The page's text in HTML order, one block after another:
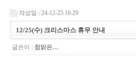
작성일 : 24-12-25 16:29
12/25(수) 크리스마스 휴무 안내
글쓴이 : 참맑은…